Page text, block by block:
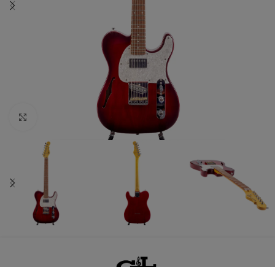
Zum vergrößern anklicken